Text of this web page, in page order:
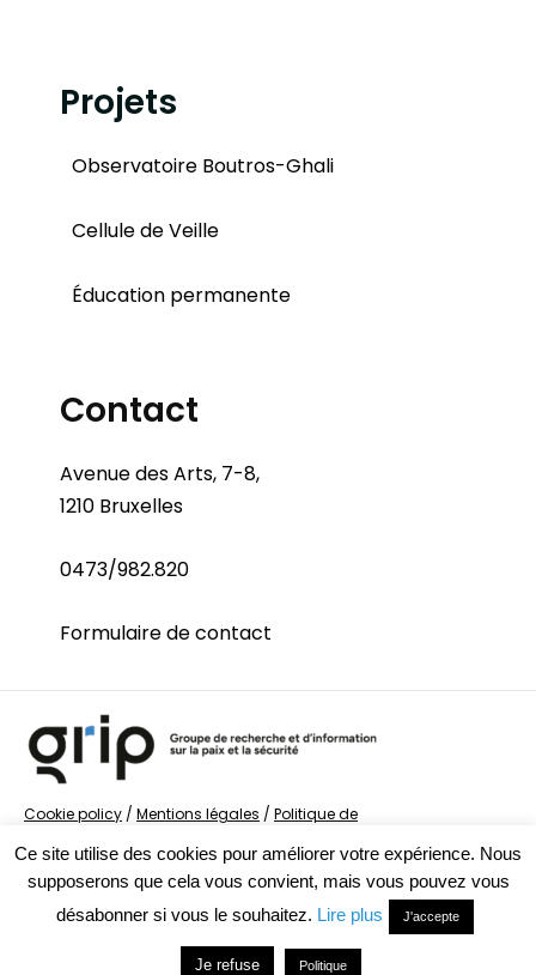
Projets
Observatoire Boutros-Ghali
Cellule de Veille
Éducation permanente
Contact
Avenue des Arts, 7-8,
1210 Bruxelles
0473/982.820
Formulaire de contact
Cookie policy / Mentions légales / Politique de
la Sécurité
Ce site utilise des cookies pour améliorer votre expérience. Nous
supposerons que cela vous convient, mais vous pouvez vous
désabonner si vous le souhaitez. Lire plus J'accepte
Je refuse Politique